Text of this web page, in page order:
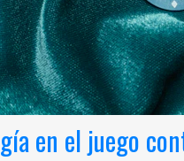
en el juego